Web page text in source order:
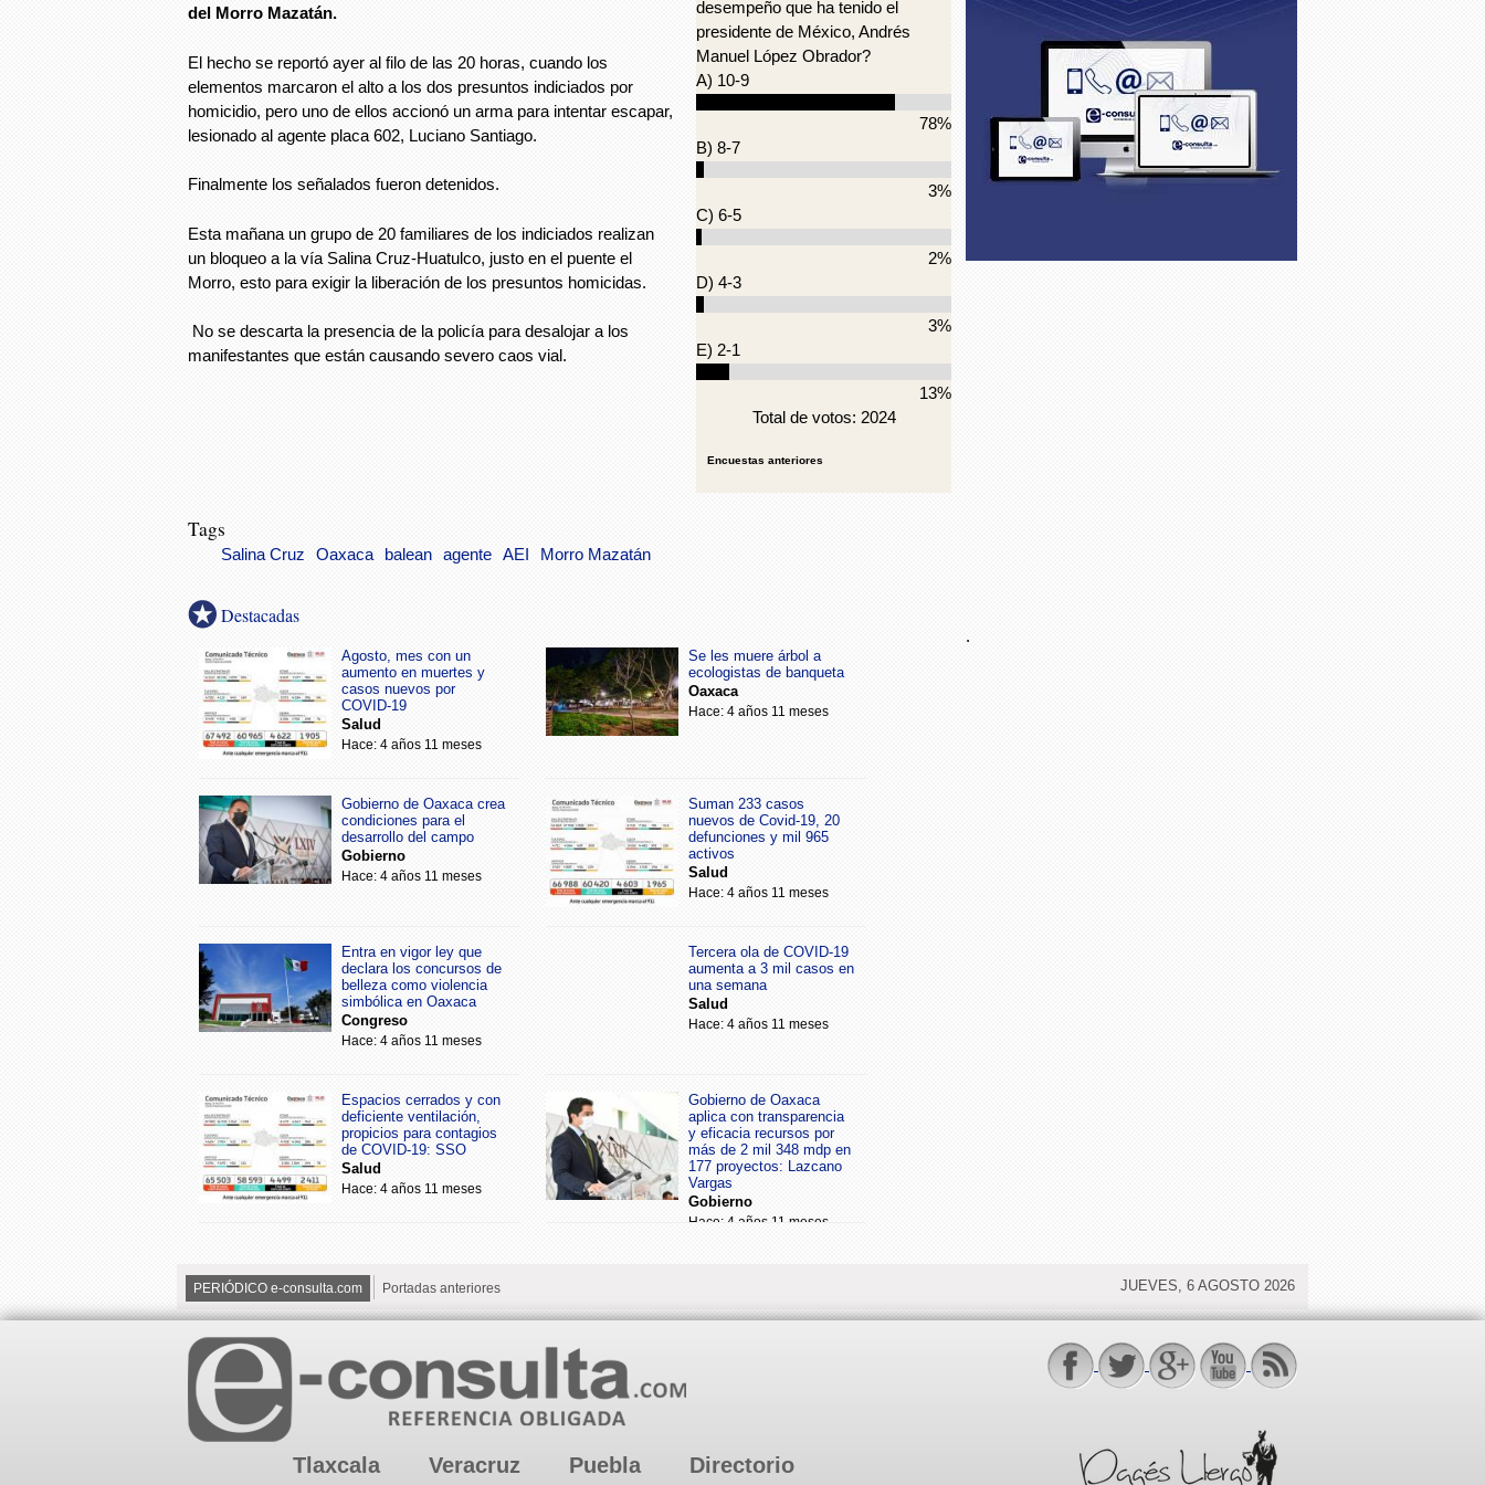
del Morro Mazatán.
El hecho se reportó ayer al filo de las 20 horas, cuando los
elementos marcaron el alto a los dos presuntos indiciados por
homicidio, pero uno de ellos accionó un arma para intentar escapar,
lesionado al agente placa 602, Luciano Santiago.
Finalmente los señalados fueron detenidos.
Esta mañana un grupo de 20 familiares de los indiciados realizan
un bloqueo a la vía Salina Cruz-Huatulco, justo en el puente el
Morro, esto para exigir la liberación de los presuntos homicidas.
No se descarta la presencia de la policía para desalojar a los
manifestantes que están causando severo caos vial.
desempeño que ha tenido el
presidente de México, Andrés
Manuel López Obrador?
A) 10-9
78%
B) 8-7
3%
C) 6-5
2%
D) 4-3
3%
E) 2-1
13%
Total de votos: 2024
Encuestas anteriores
Tags
Salina Cruz Oaxaca balean agente AEI Morro Mazatán
Destacadas
Agosto, mes con un
aumento en muertes y
casos nuevos por
COVID-19
Salud
Hace: 4 años 11 meses
Se les muere árbol a
ecologistas de banqueta
Oaxaca
Hace: 4 años 11 meses
Gobierno de Oaxaca crea
condiciones para el
desarrollo del campo
Gobierno
Hace: 4 años 11 meses
Suman 233 casos
nuevos de Covid-19, 20
defunciones y mil 965
activos
Salud
Hace: 4 años 11 meses
Entra en vigor ley que
declara los concursos de
belleza como violencia
simbólica en Oaxaca
Congreso
Hace: 4 años 11 meses
Tercera ola de COVID-19
aumenta a 3 mil casos en
una semana
Salud
Hace: 4 años 11 meses
Espacios cerrados y con
deficiente ventilación,
propicios para contagios
de COVID-19: SSO
Salud
Hace: 4 años 11 meses
Gobierno de Oaxaca
aplica con transparencia
y eficacia recursos por
más de 2 mil 348 mdp en
177 proyectos: Lazcano
Vargas
Gobierno
Hace: 4 años 11 meses
.
PERIÓDICO e-consulta.com Portadas anteriores JUEVES, 6 AGOSTO 2026
Tlaxcala Veracruz Puebla Directorio